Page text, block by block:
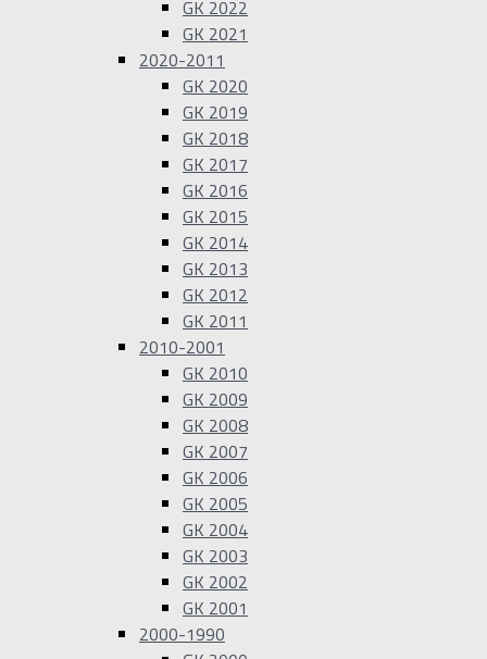
GK 2022
GK 2021
2020-2011
GK 2020
GK 2019
GK 2018
GK 2017
GK 2016
GK 2015
GK 2014
GK 2013
GK 2012
GK 2011
2010-2001
GK 2010
GK 2009
GK 2008
GK 2007
GK 2006
GK 2005
GK 2004
GK 2003
GK 2002
GK 2001
2000-1990